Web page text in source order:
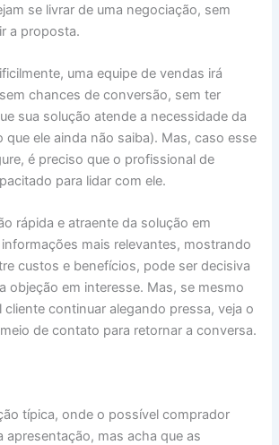
se livrar de uma negociação, sem
a proposta.
uma equipe de vendas irá
chances de conversão, sem ter
sua solução atende a necessidade da
que ele ainda não saiba). Mas, caso esse
é preciso que o profissional de
para lidar com ele.
rápida e atraente da solução em
mais relevantes, mostrando
custos e benefícios, pode ser decisiva
objeção em interesse. Mas, se mesmo
continuar alegando pressa, veja o
de contato para retornar a conversa.
típica, onde o possível comprador
apresentação, mas acha que as